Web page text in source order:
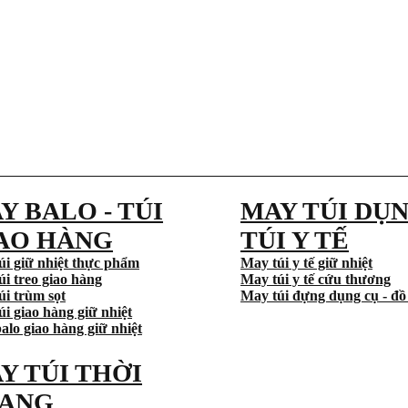
BALO - TÚI
HÀNG
giữ nhiệt thực phẩm
treo giao hàng
trùm sọt
giao hàng giữ nhiệt
giao hàng giữ nhiệt
MAY TÚI
TÚI Y TẾ
May túi y tế giữ nhiệt
May túi y tế cứu thương
May túi đựng dụng cụ - đồ
TÚI THỜI